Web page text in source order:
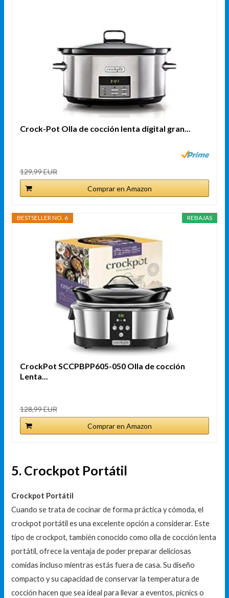
Crock-Pot Olla de cocción lenta digital gran...
129,99 EUR
Comprar en Amazon
REBAJAS
BESTSELLER NO. 6
CrockPot SCCPBPP605-050 Olla de cocción
Lenta...
128,99 EUR
Comprar en Amazon
5. Crockpot Portátil
Crockpot Portátil
Cuando se trata de cocinar de forma práctica y cómoda, el
crockpot portátil es una excelente opción a considerar. Este
tipo de crockpot, también conocido como olla de cocción lenta
portátil, ofrece la ventaja de poder preparar deliciosas
comidas incluso mientras estás fuera de casa. Su diseño
compacto y su capacidad de conservar la temperatura de
cocción hacen que sea ideal para llevar a eventos, picnics o